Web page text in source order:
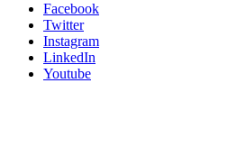
Facebook
Twitter
Instagram
LinkedIn
Youtube